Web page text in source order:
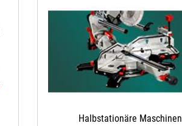
Halbstationäre Maschinen